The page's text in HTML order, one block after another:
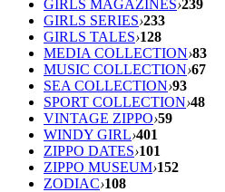
GIRLS MAGAZINES›239
GIRLS SERIES›233
GIRLS TALES›128
MEDIA COLLECTION›83
MUSIC COLLECTION›67
SEA COLLECTION›93
SPORT COLLECTION›48
VINTAGE ZIPPO›59
WINDY GIRL›401
ZIPPO DATES›101
ZIPPO MUSEUM›152
ZODIAC›108